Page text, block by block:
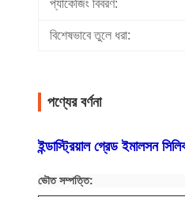
প্যাকেজিং বিবরণ:
বিশেষভাবে তুলে ধরা:
পণ্যের বর্ণনা
ইন্ডাস্ট্রিয়াল গ্রেড ইমালসন
ভৌত সম্পত্তি: